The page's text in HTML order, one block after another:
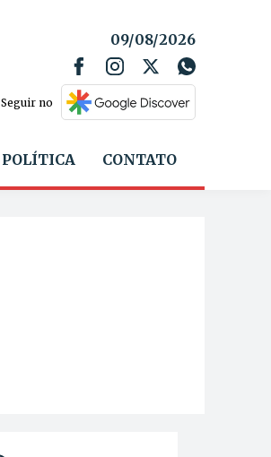
09/08/2026
Seguir no
POLÍTICA CONTATO